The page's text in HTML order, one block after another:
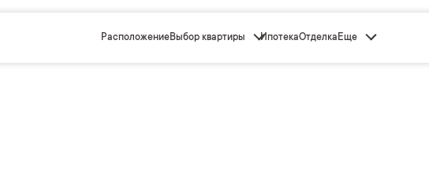
РасположениеВыбор квартиры ИпотекаОтделкаЕще